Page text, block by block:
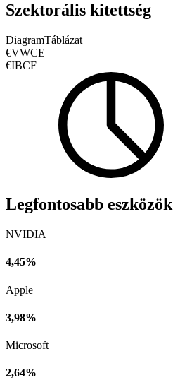
Szektorális kitettség
DiagramTáblázat
€VWCE
€IBCF
Legfontosabb eszközök
NVIDIA
4,45%
Apple
3,98%
Microsoft
2,64%